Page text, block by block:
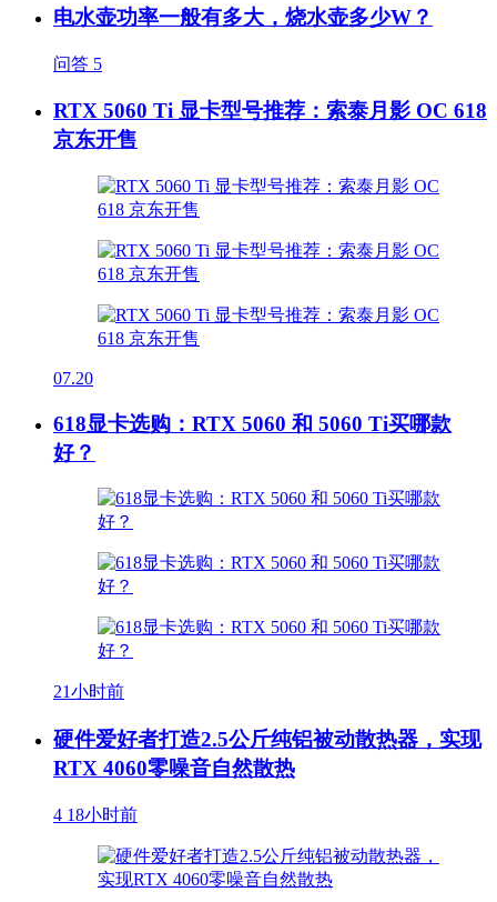
电水壶功率一般有多大，烧水壶多少W？
问答 5
RTX 5060 Ti 显卡型号推荐：索泰月影 OC 618
京东开售
07.20
618显卡选购：RTX 5060 和 5060 Ti买哪款
好？
21小时前
硬件爱好者打造2.5公斤纯铝被动散热器，实现
RTX 4060零噪音自然散热
4 18小时前